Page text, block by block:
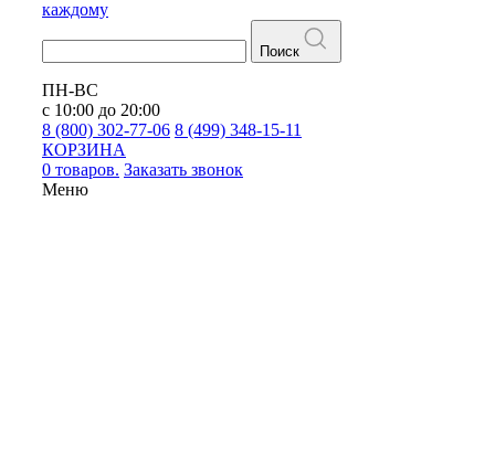
каждому
Поиск
ПН-ВС
с 10:00 до 20:00
8 (800) 302-77-06 8 (499) 348-15-11
КОРЗИНА
0 товаров. Заказать звонок
Меню